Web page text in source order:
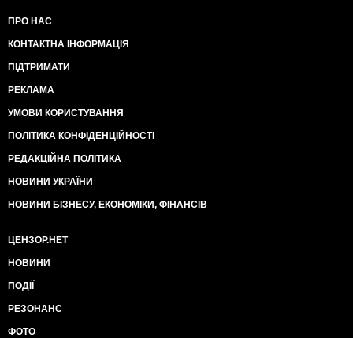
ПРО НАС
КОНТАКТНА ІНФОРМАЦІЯ
ПІДТРИМАТИ
РЕКЛАМА
УМОВИ КОРИСТУВАННЯ
ПОЛІТИКА КОНФІДЕНЦІЙНОСТІ
РЕДАКЦІЙНА ПОЛІТИКА
НОВИНИ УКРАЇНИ
НОВИНИ БІЗНЕСУ, ЕКОНОМІКИ, ФІНАНСІВ
ЦЕНЗОР.НЕТ
НОВИНИ
ПОДІЇ
РЕЗОНАНС
ФОТО